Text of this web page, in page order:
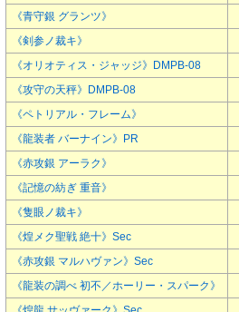
《青守銀 グランツ》
《剣参ノ裁キ》
《オリオティス・ジャッジ》 DMPB-08
《攻守の天秤》 DMPB-08
《ペトリアル・フレーム》
《龍装者 バーナイン》 PR
《赤攻銀 アーラク》
《記憶の紡ぎ 重音》
《隻眼ノ裁キ》
《煌メク聖戦 絶十》Sec
《赤攻銀 マルハヴァン》Sec
《龍装の調べ 初不／ホーリー・スパーク》